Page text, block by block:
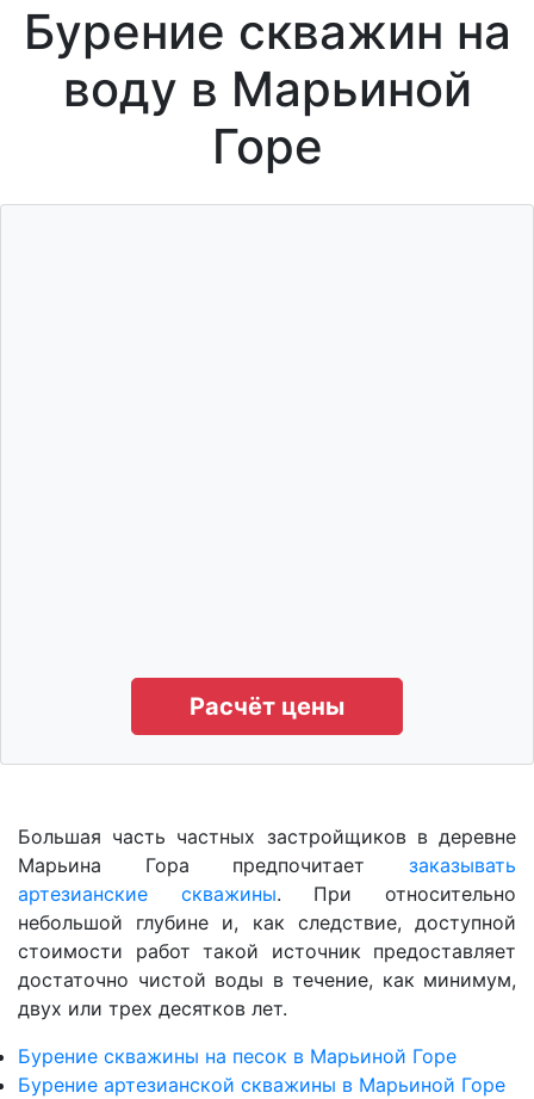
Бурение скважин на
воду в Марьиной
Горе
Расчёт цены
Большая часть частных застройщиков в деревне
Марьина Гора предпочитает заказывать
артезианские скважины. При относительно
небольшой глубине и, как следствие, доступной
стоимости работ такой источник предоставляет
достаточно чистой воды в течение, как минимум,
двух или трех десятков лет.
Бурение скважины на песок в Марьиной Горе
Бурение артезианской скважины в Марьиной Горе